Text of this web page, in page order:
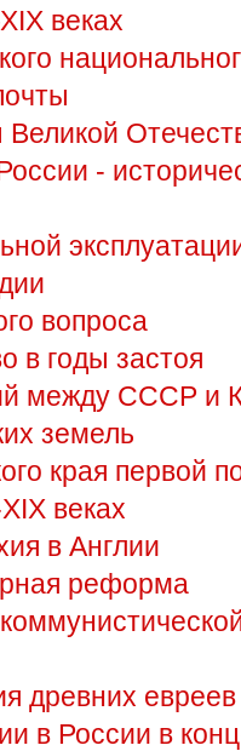
веках
-
вопроса
в годы застоя
между СССР и
земель
края первой
веках
в Англии
реформа
древних евреев
в России в